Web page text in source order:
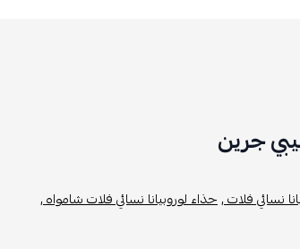
جرين
نسائي فلات ,حذاء لوروبيانا نسائي فلات شامواه ,